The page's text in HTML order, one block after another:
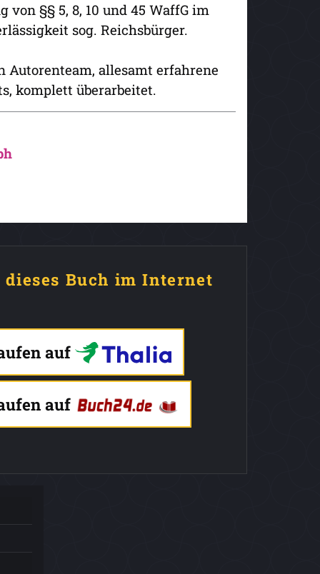
§§ 5, 8, 10 und 45 WaffG im
sog. Reichsbürger.
Autorenteam, allesamt erfahrene
komplett überarbeitet.
dieses Buch im Internet
auf
auf